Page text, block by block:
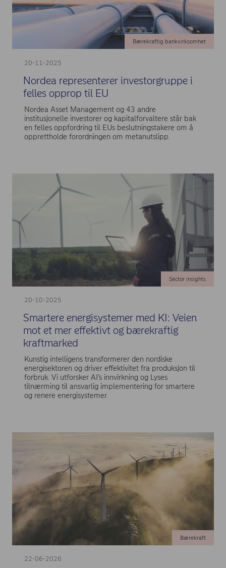
20-11-2025
Bærekraftig bankvirksomhet
Nordea representerer investorgruppe i
felles opprop til EU
Nordea Asset Management og 43 andre
institusjonelle investorer og kapitalforvaltere står bak
en felles oppfordring til EUs beslutningstakere om å
opprettholde forordningen om metanutslipp.
20-10-2025
Sector insights
Smartere energisystemer med KI: Veien
mot et mer effektivt og bærekraftig
kraftmarked
Kunstig intelligens transformerer den nordiske
energisektoren og driver effektivitet fra produksjon til
forbruk. Vi utforsker AI’s innvirkning og Lyses
tilnærming til ansvarlig implementering for smartere
og renere energisystemer.
22-06-2026
Bærekraft